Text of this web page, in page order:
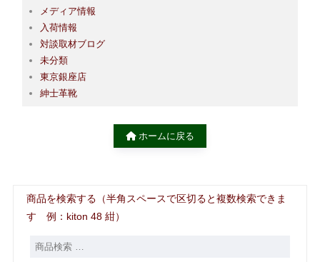
メディア情報
入荷情報
対談取材ブログ
未分類
東京銀座店
紳士革靴
ホームに戻る
商品を検索する（半角スペースで区切ると複数検索できま
す 例：kiton 48 紺）